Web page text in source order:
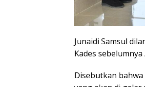
Junaidi Samsul
Kades
Disebutkan